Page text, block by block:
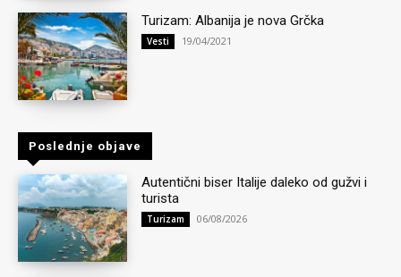
Turizam: Albanija je nova Grčka
Vesti 19/04/2021
Poslednje objave
Autentični biser Italije daleko od gužvi i
turista
Turizam 06/08/2026